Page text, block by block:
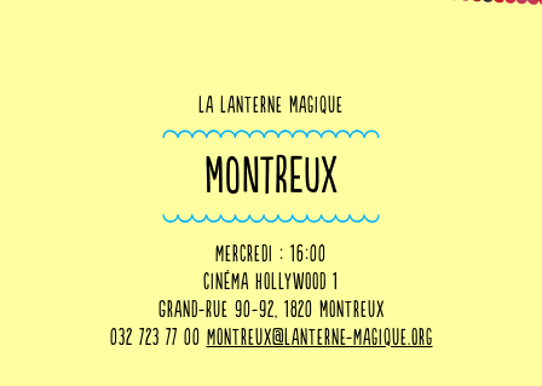
La Lanterne Magique
MONTREUX
mercredi : 16:00
Cinéma Hollywood 1
Grand-Rue 90-92, 1820 Montreux
032 723 77 00 montreux@lanterne-magique.org